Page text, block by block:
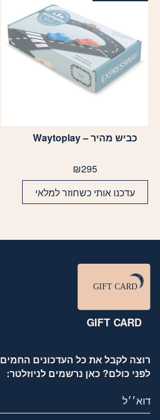
כביש מהיר – Waytoplay
₪295
עדכנו אותי כשחוזר למלאי
רוצה לקבל את כל העדכונים החמים
לפני כולם? כאן נרשמים לניוזלטר:
דוא׳׳ל
GIFT CARD